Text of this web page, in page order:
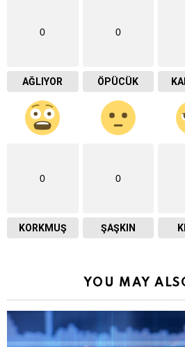
0
AĞLIYOR
0
ÖPÜCÜK
0
KORKMUŞ
0
ŞAŞKIN
YOU MAY